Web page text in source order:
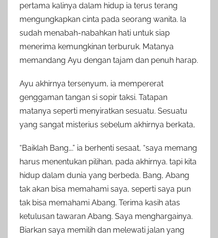
pertama kalinya dalam hidup ia terus terang
mengungkapkan cinta pada seorang wanita. Ia
sudah menabah-nabahkan hati untuk siap
menerima kemungkinan terburuk. Matanya
memandang Ayu dengan tajam dan penuh harap.
Ayu akhirnya tersenyum, ia mempererat
genggaman tangan si sopir taksi. Tatapan
matanya seperti menyiratkan sesuatu. Sesuatu
yang sangat misterius sebelum akhirnya berkata,
“Baiklah Bang….” ia berhenti sesaat, “saya memang
harus menentukan pilihan, pada akhirnya. tapi kita
hidup dalam dunia yang berbeda. Bang, Abang
tak akan bisa memahami saya, seperti saya pun
tak bisa memahami Abang. Terima kasih atas
ketulusan tawaran Abang. Saya menghargainya.
Biarkan saya memilih dan melewati jalan yang